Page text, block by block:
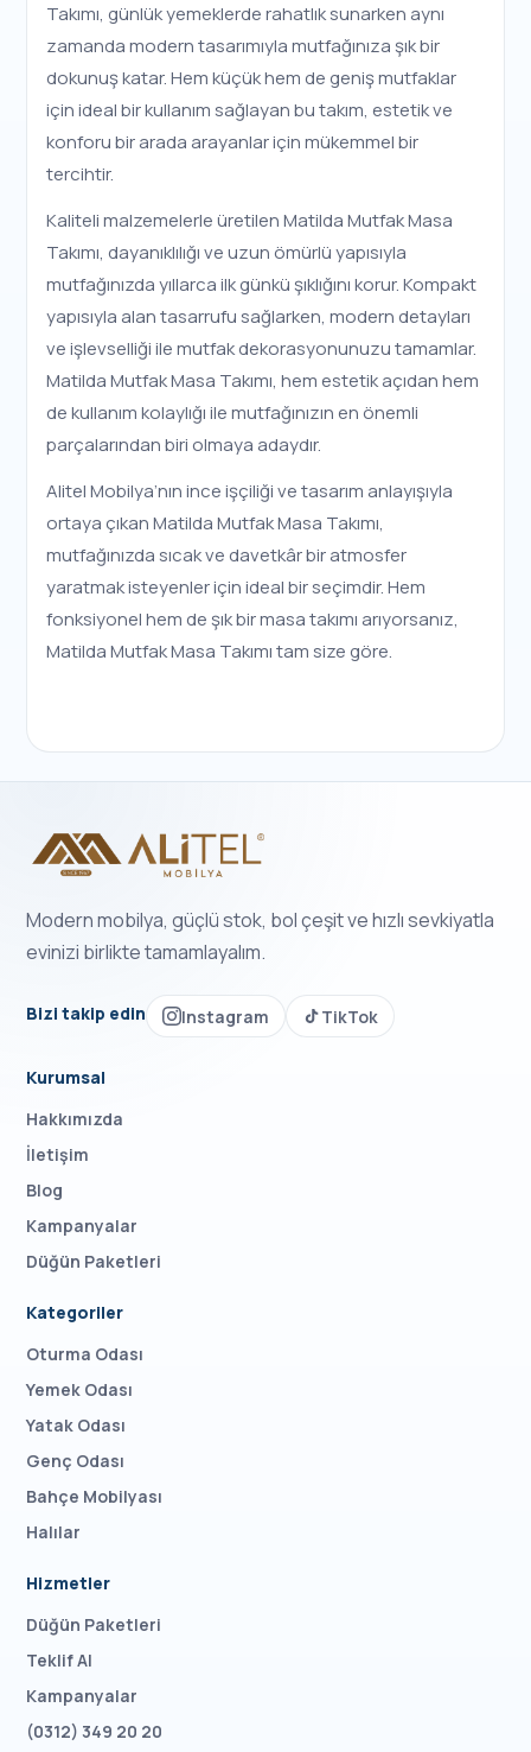
Takımı, günlük yemeklerde rahatlık sunarken aynı
zamanda modern tasarımıyla mutfağınıza şık bir
dokunuş katar. Hem küçük hem de geniş mutfaklar
için ideal bir kullanım sağlayan bu takım, estetik ve
konforu bir arada arayanlar için mükemmel bir
tercihtir.
Kaliteli malzemelerle üretilen Matilda Mutfak Masa
Takımı, dayanıklılığı ve uzun ömürlü yapısıyla
mutfağınızda yıllarca ilk günkü şıklığını korur. Kompakt
yapısıyla alan tasarrufu sağlarken, modern detayları
ve işlevselliği ile mutfak dekorasyonunuzu tamamlar.
Matilda Mutfak Masa Takımı, hem estetik açıdan hem
de kullanım kolaylığı ile mutfağınızın en önemli
parçalarından biri olmaya adaydır.
Alitel Mobilya’nın ince işçiliği ve tasarım anlayışıyla
ortaya çıkan Matilda Mutfak Masa Takımı,
mutfağınızda sıcak ve davetkâr bir atmosfer
yaratmak isteyenler için ideal bir seçimdir. Hem
fonksiyonel hem de şık bir masa takımı arıyorsanız,
Matilda Mutfak Masa Takımı tam size göre.
Modern mobilya, güçlü stok, bol çeşit ve hızlı sevkiyatla
evinizi birlikte tamamlayalım.
Bizi takip edin Instagram TikTok
Kurumsal
Hakkımızda
İletişim
Blog
Kampanyalar
Düğün Paketleri
Kategoriler
Oturma Odası
Yemek Odası
Yatak Odası
Genç Odası
Bahçe Mobilyası
Halılar
Hizmetler
Düğün Paketleri
Teklif Al
Kampanyalar
(0312) 349 20 20